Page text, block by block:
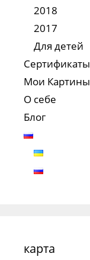
2018
2017
Для детей
Сертификаты
Мои Картины
О себе
Блог
карта